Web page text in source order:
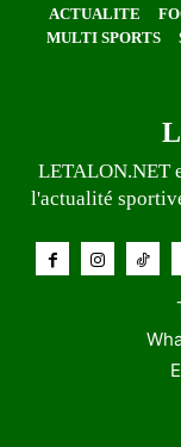
ACTUALITE
MULTI SPORTS
LETALON.NET
l'actualité